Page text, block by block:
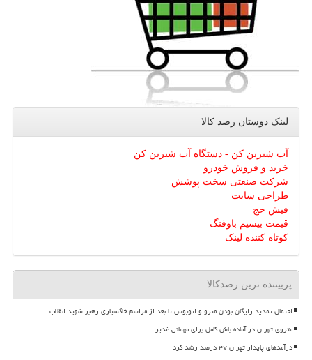
لینک دوستان رصد كالا
آب شیرین کن - دستگاه آب شیرین کن
خرید و فروش خودرو
شرکت صنعتی سخت پوشش
طراحی سایت
فیش حج
قیمت بیسیم باوفنگ
کوتاه کننده لینک
پربیننده ترین رصدکالا
احتمال تمدید رایگان بودن مترو و اتوبوس تا بعد از مراسم خاکسپاری رهبر شهید انقلاب
متروی تهران در آماده باش کامل برای مهمانی غدیر
درآمدهای پایدار تهران ۴۷ درصد رشد کرد